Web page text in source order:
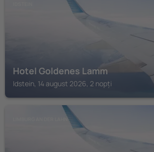
Hotel Goldenes Lamm
Idstein, 14 august 2026, 2 nopți
LIMBURG AN DER LAHN